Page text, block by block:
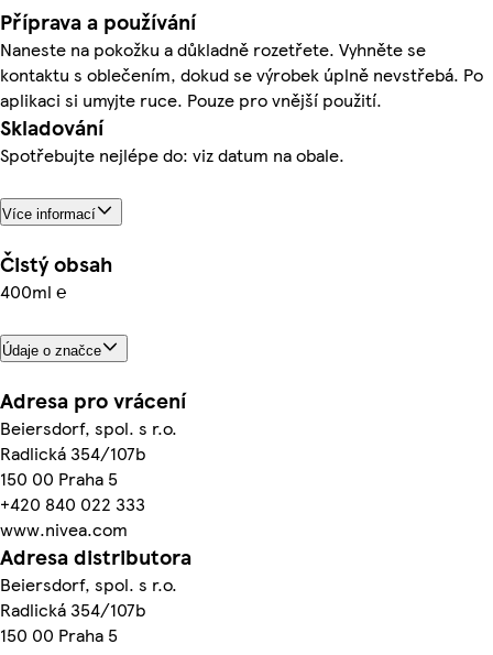
Příprava a používání
Naneste na pokožku a důkladně rozetřete. Vyhněte se
kontaktu s oblečením, dokud se výrobek úplně nevstřebá. Po
aplikaci si umyjte ruce. Pouze pro vnější použití.
Skladování
Spotřebujte nejlépe do: viz datum na obale.
Více informací
Čistý obsah
400ml ℮
Údaje o značce
Adresa pro vrácení
Beiersdorf, spol. s r.o.
Radlická 354/107b
150 00 Praha 5
+420 840 022 333
www.nivea.com
Adresa distributora
Beiersdorf, spol. s r.o.
Radlická 354/107b
150 00 Praha 5